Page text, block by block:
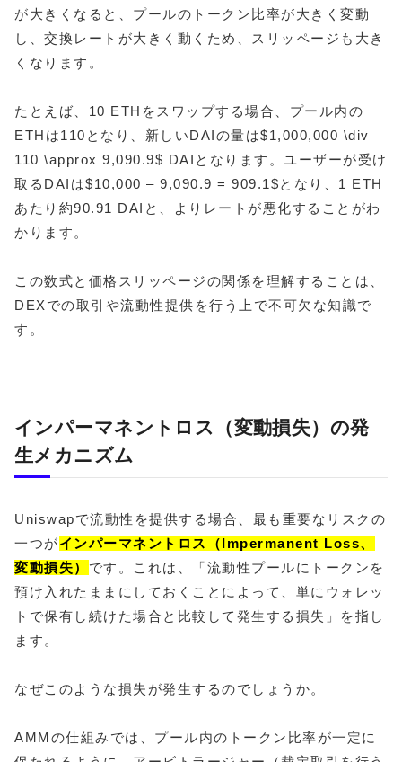
が大きくなると、プールのトークン比率が大きく変動
し、交換レートが大きく動くため、スリッページも大き
くなります。
たとえば、10 ETHをスワップする場合、プール内の
ETHは110となり、新しいDAIの量は$1,000,000 \div
110 \approx 9,090.9$ DAIとなります。ユーザーが受け
取るDAIは$10,000 – 9,090.9 = 909.1$となり、1 ETH
あたり約90.91 DAIと、よりレートが悪化することがわ
かります。
この数式と価格スリッページの関係を理解することは、
DEXでの取引や流動性提供を行う上で不可欠な知識で
す。
インパーマネントロス（変動損失）の発
生メカニズム
Uniswapで流動性を提供する場合、最も重要なリスクの
一つがインパーマネントロス（Impermanent Loss、
変動損失） です。これは、「流動性プールにトークンを
預け入れたままにしておくことによって、単にウォレッ
トで保有し続けた場合と比較して発生する損失」を指し
ます。
なぜこのような損失が発生するのでしょうか。
AMMの仕組みでは、プール内のトークン比率が一定に